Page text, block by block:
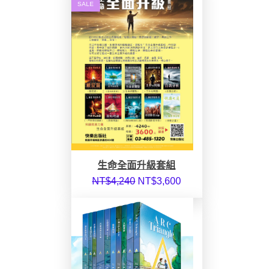
SALE
生命全面升級套組
NT$4,240 NT$3,600